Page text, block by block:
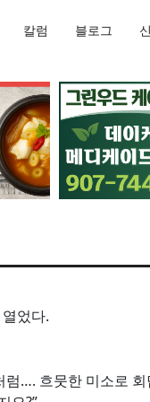
칼럼 블로그
었다.
럼…. 흐뭇한 미소로